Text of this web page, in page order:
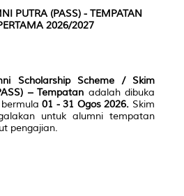
PUTRA (PASS) - TEMPATAN
2026/2027
Scholarship Scheme / Skim
– Tempatan adalah dibuka
01 - 31 Ogos 2026. Skim
untuk alumni tempatan
pengajian.